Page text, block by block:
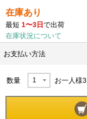
在庫あり
最短 1〜3日 で出荷
在庫状況について
お支払い方法
数量 お一人様3